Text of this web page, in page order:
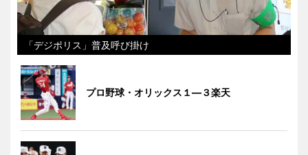
「デジポリス」普及呼び掛け
プロ野球・オリックス１―３楽天